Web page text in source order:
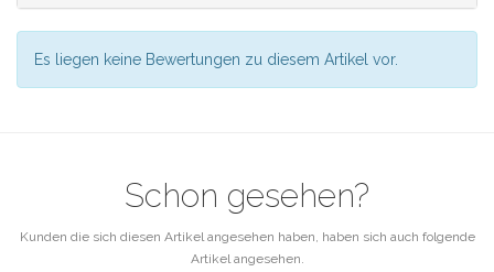
Es liegen keine Bewertungen zu diesem Artikel vor.
Schon gesehen?
Kunden die sich diesen Artikel angesehen haben, haben sich auch folgende
Artikel angesehen.